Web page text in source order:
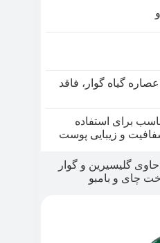
گیاه گوار، فاقد
برای استفاده
و زیبایی پوست
گلیسیرین و گوار